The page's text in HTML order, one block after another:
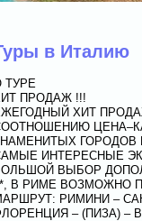
в Италию
ТУРЕ
ПРОДАЖ !!!
ХИТ
ГОРОДОВ
ИНТЕРЕСНЫЕ
ВЫБОР
В РИМЕ ВОЗМОЖНО
РИМИНИ –
– (ПИЗА) –